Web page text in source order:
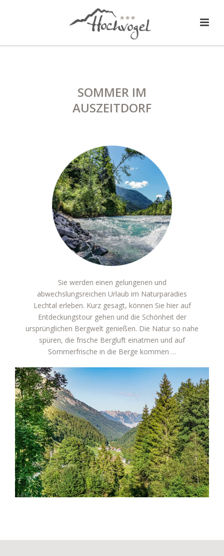
SOMMER IM
AUSZEITDORF
Sie werden einen gelungenen und
abwechslungsreichen Urlaub im Naturparadies
Lechtal erleben. Kurz gesagt, können Sie hier auf
Entdeckungstour gehen und die Schönheit der
ursprünglichen Bergwelt genießen. Die Natur so nahe
spüren, die frische Bergluft einatmen und auf
Sommerfrische in die Berge kommen …